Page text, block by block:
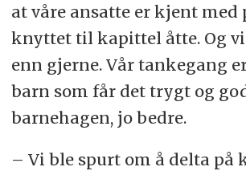
at våre ansatte er kjent
knyttet til kapittel åtte. Og
enn gjerne. Vår tankegang
barn som får det trygt og
barnehagen, jo bedre.
– Vi ble spurt om å delta på